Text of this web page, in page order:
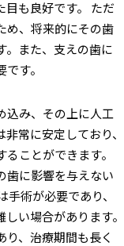
も良好です。
ただ
め、将来的にその歯
。また、支えの歯に
す。
込み、その上に人工
常に安定しており、
ことができます。
歯に影響を与えない
術が必要であり、
い場合があります。
、治療期間も長く